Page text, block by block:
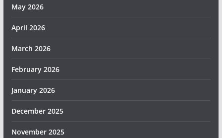
May 2026
April 2026
March 2026
February 2026
January 2026
December 2025
November 2025